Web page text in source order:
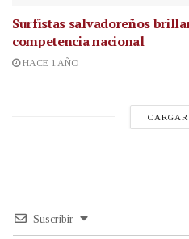
Surfistas salvadoreños
competencia nacional
HACE 1 AÑO
Suscribir